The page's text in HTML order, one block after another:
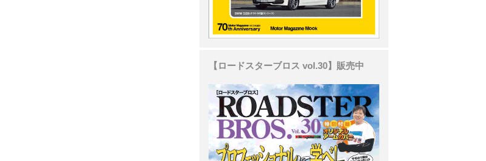
【ロードスターブロス vol.30】販売中